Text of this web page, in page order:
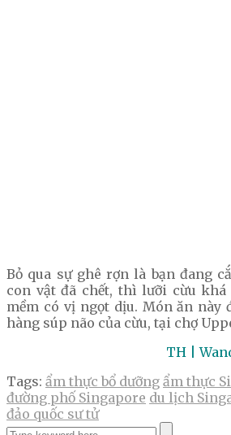
Bỏ qua sự ghê rợn là bạn đang
con vật đã chết, thì lưỡi cừu
mềm có vị ngọt dịu. Món ăn này
hàng súp não của cừu, tại chợ
TH |
Tags: ẩm thực bổ dưỡng ẩm thực
đường phố Singapore du lịch
đảo quốc sư tử